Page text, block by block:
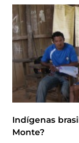
Indígenas
Monte?